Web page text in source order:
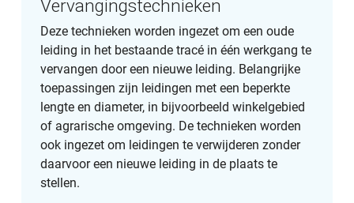
Vervangingstechnieken
Deze technieken worden ingezet om een oude
leiding in het bestaande tracé in één werkgang te
vervangen door een nieuwe leiding. Belangrijke
toepassingen zijn leidingen met een beperkte
lengte en diameter, in bijvoorbeeld winkelgebied
of agrarische omgeving. De technieken worden
ook ingezet om leidingen te verwijderen zonder
daarvoor een nieuwe leiding in de plaats te
stellen.